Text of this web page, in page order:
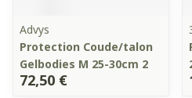
Advys
Protection Coude/talon
Gelbodies M 25-30cm 2
72,50 €